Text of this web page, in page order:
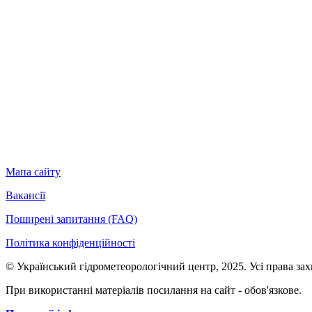
Мапа сайту
Вакансії
Поширені запитання (FAQ)
Політика конфіденційності
© Український гідрометеорологічний центр, 2025. Усі права
При використанні матеріалів посилання на сайт - обов'язкове.